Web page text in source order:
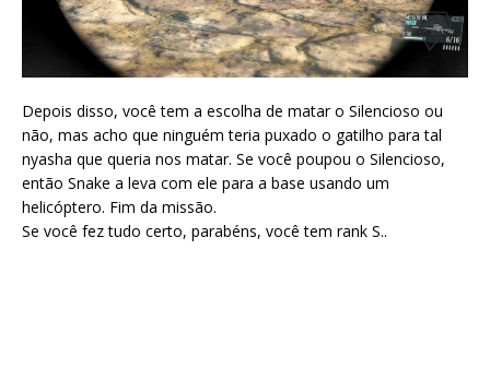
Depois disso, você tem a escolha de matar o Silencioso ou
não, mas acho que ninguém teria puxado o gatilho para tal
nyasha que queria nos matar. Se você poupou o Silencioso,
então Snake a leva com ele para a base usando um
helicóptero. Fim da missão.
Se você fez tudo certo, parabéns, você tem rank S..